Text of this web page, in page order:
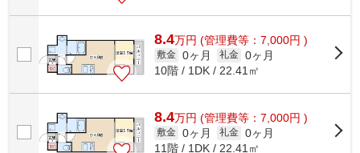
8.4万円 (管理費等：7,000円 )
敷金 0ヶ月 礼金 0ヶ月
10階 / 1DK / 22.41㎡
8.4万円 (管理費等：7,000円 )
敷金 0ヶ月 礼金 0ヶ月
11階 / 1DK / 22.41㎡